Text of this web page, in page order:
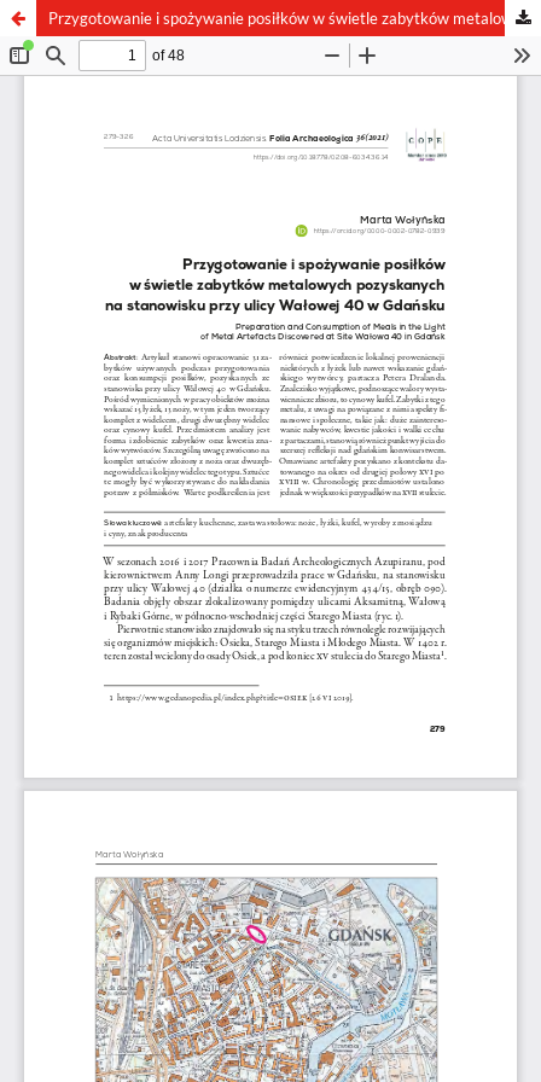
Przygotowanie i spożywanie posiłków w świetle zabytków metalowych pozyskanych na stanowisku przy ulicy Wałowej 40 w Gdańsku